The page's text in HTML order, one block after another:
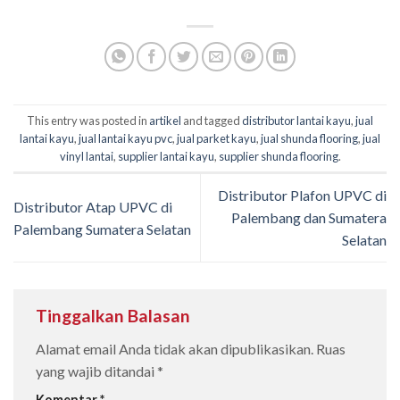
This entry was posted in artikel and taggeddistributor lantai kayu,jual
lantai kayu,jual lantai kayu pvc,jual parket kayu,jual shunda flooring,jual
vinyl lantai, supplier lantai kayu, supplier shunda flooring.
Distributor Atap UPVC di
Palembang Sumatera Selatan
Distributor Plafon UPVC di
Palembang dan Sumatera
Selatan
Tinggalkan Balasan
Alamat email Anda tidak akan dipublikasikan. Ruas
yang wajib ditandai *